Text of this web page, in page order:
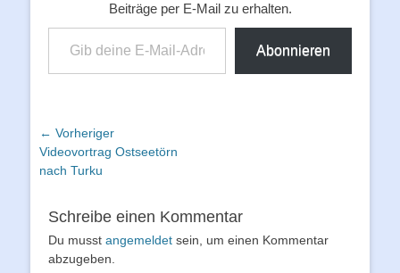
Beiträge per E-Mail zu erhalten.
Gib deine E-Mail-Adresse ein ...
Abonnieren
Beitragsnavigation
← Vorheriger
Vorheriger
Beitrag:
Videovortrag Ostseetörn
nach Turku
Schreibe einen Kommentar
Du musst angemeldet sein, um einen Kommentar
abzugeben.